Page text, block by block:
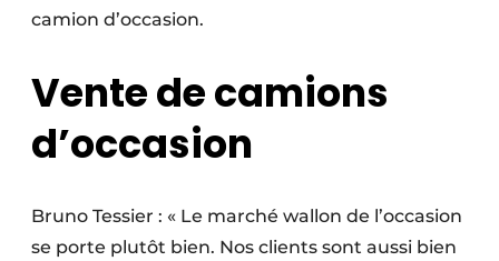
Techniques ferroviaires
camion d’occasion.
Vente de camions
d’occasion
Bruno Tessier : « Le marché wallon de l’occasion
se porte plutôt bien. Nos clients sont aussi bien